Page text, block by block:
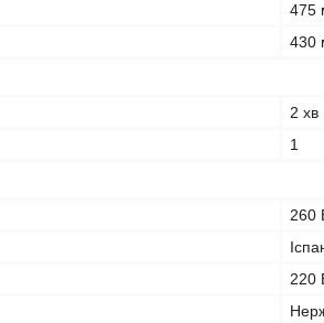
475
430
2 хв
1
260
220